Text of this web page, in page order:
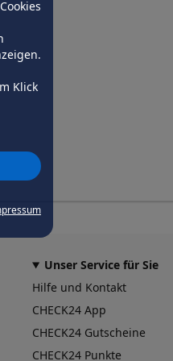
Klick
Unser Service für Sie
Hilfe und Kontakt
CHECK24 App
CHECK24 Gutscheine
CHECK24 Punkte